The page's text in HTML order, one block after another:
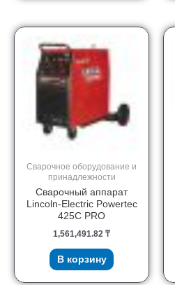
Сварочное оборудование и
принадлежности
Сварочный аппарат
Lincoln-Electric Powertec
425C PRO
1,561,491.82 ₸
В корзину